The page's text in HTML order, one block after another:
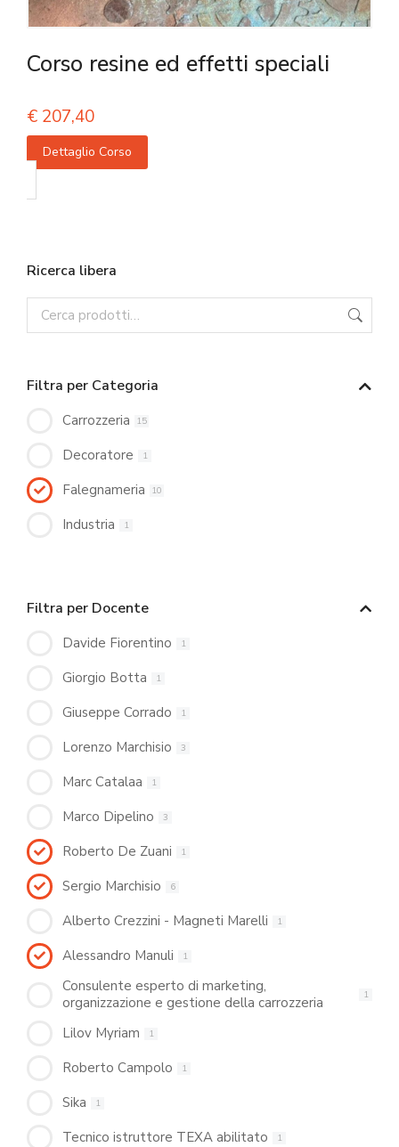
Corso resine ed effetti speciali
€ 207,40
Dettaglio Corso
Ricerca libera
Filtra per Categoria
Carrozzeria 15
Decoratore 1
Falegnameria 10
Industria 1
Filtra per Docente
Davide Fiorentino 1
Giorgio Botta 1
Giuseppe Corrado 1
Lorenzo Marchisio 3
Marc Catalaa 1
Marco Dipelino 3
Roberto De Zuani 1
Sergio Marchisio 6
Alberto Crezzini - Magneti Marelli 1
Alessandro Manuli 1
Consulente esperto di marketing,
organizzazione e gestione della carrozzeria
1
Lilov Myriam 1
Roberto Campolo 1
Sika 1
Tecnico istruttore TEXA abilitato 1